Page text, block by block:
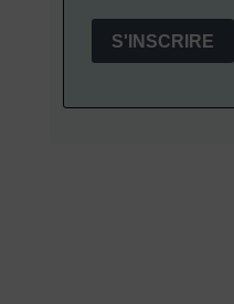
S'INSCRIRE